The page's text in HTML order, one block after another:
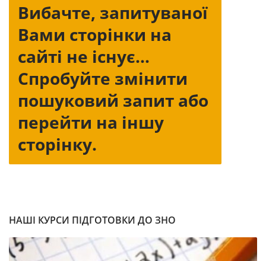
Вибачте, запитуваної
Вами сторінки на
сайті не існує...
Спробуйте змінити
пошуковий запит або
перейти на іншу
сторінку.
НАШІ КУРСИ ПІДГОТОВКИ ДО ЗНО